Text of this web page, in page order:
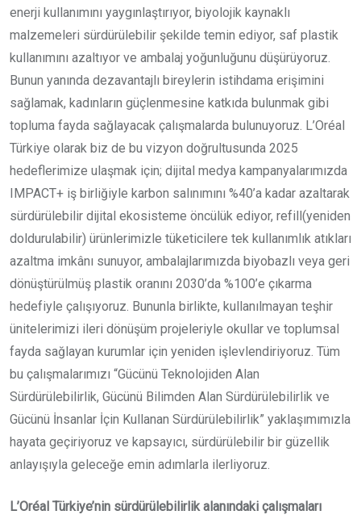
enerji kullanımını yaygınlaştırıyor, biyolojik kaynaklı
malzemeleri sürdürülebilir şekilde temin ediyor, saf plastik
kullanımını azaltıyor ve ambalaj yoğunluğunu düşürüyoruz.
Bunun yanında dezavantajlı bireylerin istihdama erişimini
sağlamak, kadınların güçlenmesine katkıda bulunmak gibi
topluma fayda sağlayacak çalışmalarda bulunuyoruz. L’Oréal
Türkiye olarak biz de bu vizyon doğrultusunda 2025
hedeflerimize ulaşmak için; dijital medya kampanyalarımızda
IMPACT+ iş birliğiyle karbon salınımını %40’a kadar azaltarak
sürdürülebilir dijital ekosisteme öncülük ediyor, refill(yeniden
doldurulabilir) ürünlerimizle tüketicilere tek kullanımlık atıkları
azaltma imkânı sunuyor, ambalajlarımızda biyobazlı veya geri
dönüştürülmüş plastik oranını 2030’da %100’e çıkarma
hedefiyle çalışıyoruz. Bununla birlikte, kullanılmayan teşhir
ünitelerimizi ileri dönüşüm projeleriyle okullar ve toplumsal
fayda sağlayan kurumlar için yeniden işlevlendiriyoruz. Tüm
bu çalışmalarımızı “Gücünü Teknolojiden Alan
Sürdürülebilirlik, Gücünü Bilimden Alan Sürdürülebilirlik ve
Gücünü İnsanlar İçin Kullanan Sürdürülebilirlik” yaklaşımımızla
hayata geçiriyoruz ve kapsayıcı, sürdürülebilir bir güzellik
anlayışıyla geleceğe emin adımlarla ilerliyoruz.
L’Oréal Türkiye’nin sürdürülebilirlik alanındaki çalışmaları